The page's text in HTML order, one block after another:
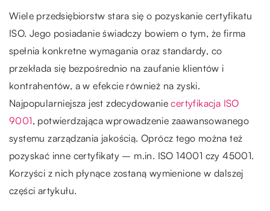
Wiele przedsiębiorstw stara się o pozyskanie certyfikatu
ISO. Jego posiadanie świadczy bowiem o tym, że firma
spełnia konkretne wymagania oraz standardy, co
przekłada się bezpośrednio na zaufanie klientów i
kontrahentów, a w efekcie również na zyski.
Najpopularniejsza jest zdecydowaniecertyfikacja ISO
9001, potwierdzająca wprowadzenie zaawansowanego
systemu zarządzania jakością. Oprócz tego można też
pozyskać inne certyfikaty – m.in. ISO 14001 czy 45001.
Korzyści z nich płynące zostaną wymienione w dalszej
części artykułu.